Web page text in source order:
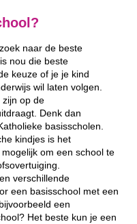
naar de beste
nou die beste
keuze of je je kind
wil laten volgen.
zijn op de
Denk dan
basisscholen.
kindjes is het
om een school te
verschillende
een basisschool met een
een
Het beste kun je een